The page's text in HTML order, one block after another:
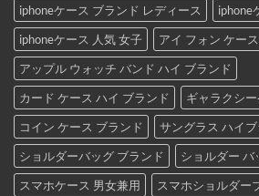
iphoneケース ブランド レディース
iphone
iphoneケース 人気 女子
アイ フォン ケー
アップル ウォッチ バンド ハイ ブランド
カード ケース ハイ ブランド
ギャラクシ
コイン ケース ブランド
サングラス ハイブ
ショルダーバッグ ブランド
ショルダー バ
スマホケース 男女兼用
スマホショルダー